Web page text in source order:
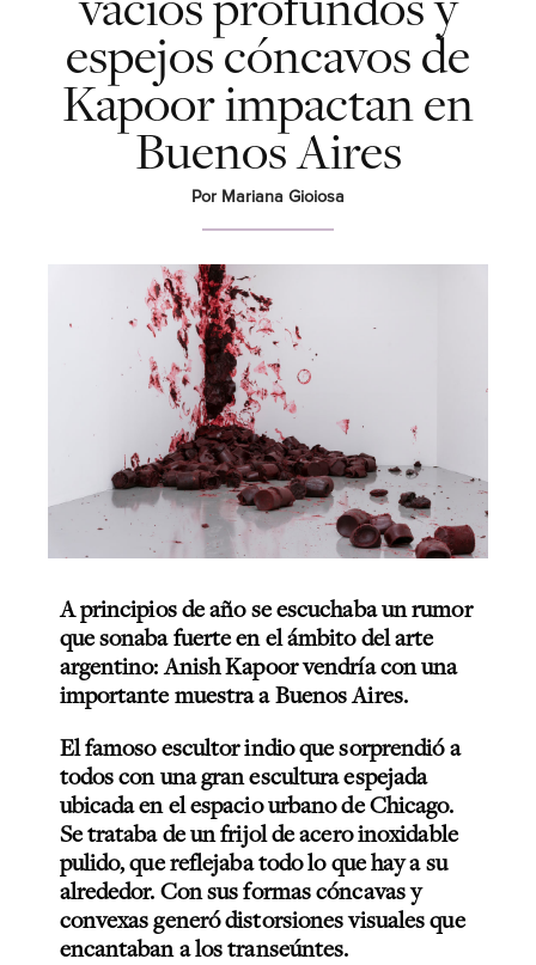
espejos cóncavos de
Kapoor impactan en
Buenos Aires
Por Mariana Gioiosa
A principios de año se escuchaba un rumor
que sonaba fuerte en el ámbito del arte
argentino: Anish Kapoor vendría con una
importante muestra a Buenos Aires.
El famoso escultor indio que sorprendió a
todos con una gran escultura espejada
ubicada en el espacio urbano de Chicago.
Se trataba de un frijol de acero inoxidable
pulido, que reflejaba todo lo que hay a su
alrededor. Con sus formas cóncavas y
convexas generó distorsiones visuales que
encantaban a los transeúntes.